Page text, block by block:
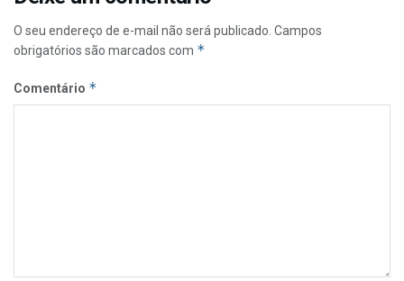
O seu endereço de e-mail não será publicado. Campos
obrigatórios são marcados com *
Comentário *